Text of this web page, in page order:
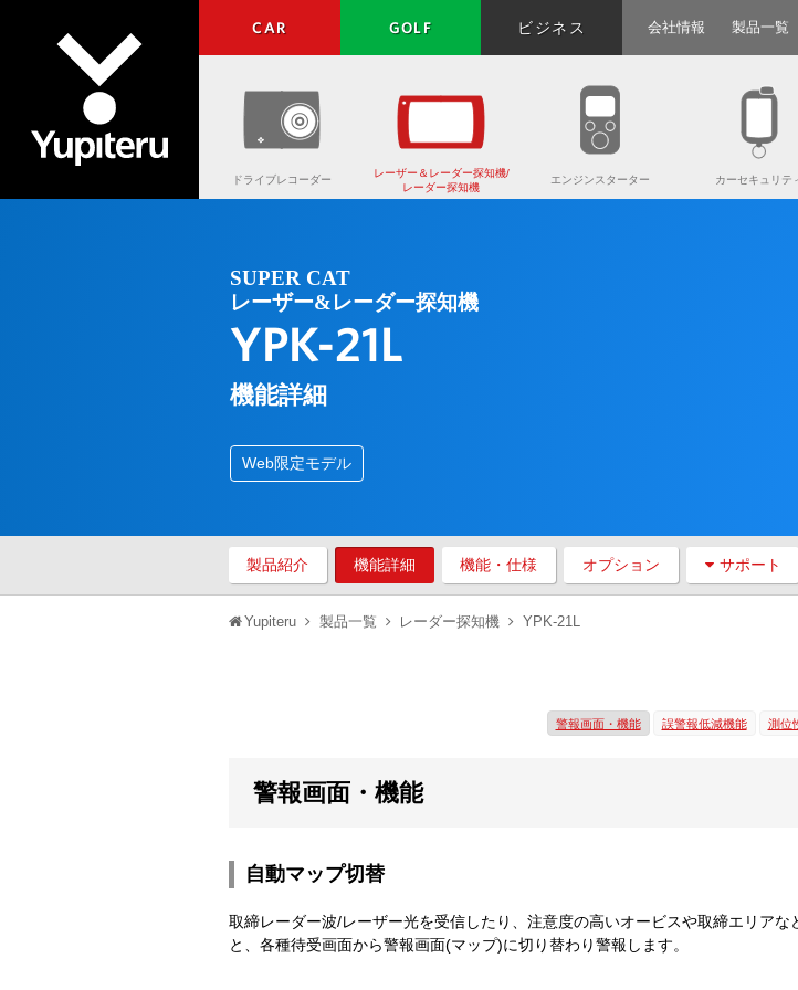
CAR GOLF ビジネス 会社情報 製品一覧
ドライブレコーダー
レーザー＆レーダー探知機/
レーダー探知機
エンジンスターター カーセキュリテ
SUPER CAT
レーザー&レーダー探知機
YPK-21L
機能詳細
Web限定モデル
製品紹介 機能詳細 機能・仕様 オプション サポート
Yupiteru 製品一覧 レーダー探知機 YPK-21L
警報画面・機能 誤警報低減機能 測位
警報画面・機能
自動マップ切替
取締レーダー波/レーザー光を受信したり、注意度の高いオービスや取締エリアな
と、各種待受画面から警報画面(マップ)に切り替わり警報します。